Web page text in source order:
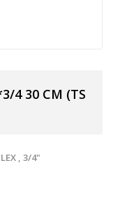
4 30 CM (TS
,3/4"